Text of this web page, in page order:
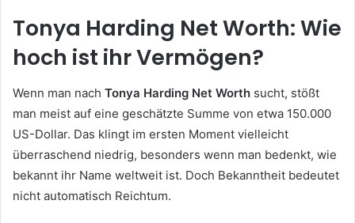
Tonya Harding Net Worth: Wie
hoch ist ihr Vermögen?
Wenn man nach Tonya Harding Net Worth sucht, stößt
man meist auf eine geschätzte Summe von etwa 150.000
US-Dollar. Das klingt im ersten Moment vielleicht
überraschend niedrig, besonders wenn man bedenkt, wie
bekannt ihr Name weltweit ist. Doch Bekanntheit bedeutet
nicht automatisch Reichtum.